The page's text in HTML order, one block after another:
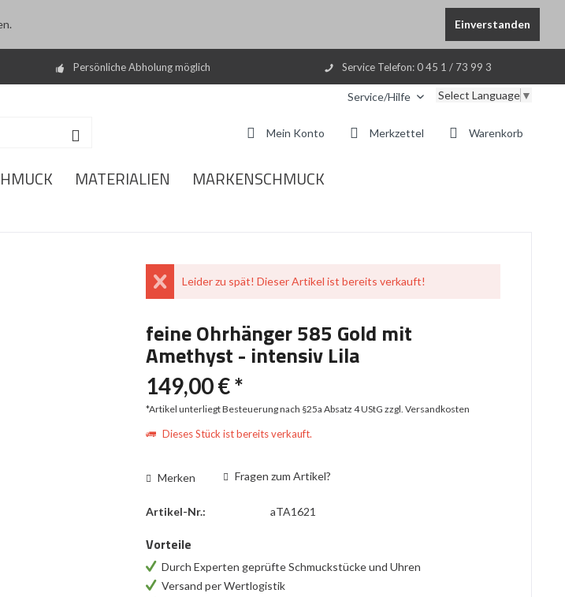
Einverstanden
Persönliche Abholung möglich Service Telefon: 0 45 1 / 73 99 3
Service/Hilfe Select Language ▼
Warenkorb
Merkzettel
Mein Konto
MATERIALIEN MARKENSCHMUCK
Leider zu spät! Dieser Artikel ist bereits verkauft!
feine Ohrhänger 585 Gold mit
Amethyst - intensiv Lila
149,00 € *
*Artikel unterliegt Besteuerung nach §25a Absatz 4 UStG zzgl. Versandkosten
Dieses Stück ist bereits verkauft.
Merken Fragen zum Artikel?
Artikel-Nr.: aTA1621
Vorteile
Durch Experten geprüfte Schmuckstücke und Uhren
Versand per Wertlogistik